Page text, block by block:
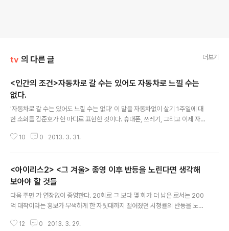
tv 의 다른 글 더보기
<인간의 조건>자동차로 갈 수는 있어도 자동차로 느낄 수는
없다.
'자동차로 갈 수는 있어도 느낄 수는 없다' 이 말을 자동차없이 살기 1주일에 대
한 소회를 김준호가 한 마디로 표현한 것이다. 휴대폰, 쓰레기, 그리고 이제 자동
서슴치 않게 될 만큼 친밀해지고 인간적(?)이 되어 가고 있는 중이다. 하지만 그
전혀 손색이 없는 그 어느 교육 프로그램보다 훌륭한 환경에 대한 교재로 쓰일
만한 '에듀테인먼트' 프로그램이다. '환경'교육에 삶을 돌아보는 '철학'까지 덧붙
이니, 이만한 '양수겹장' 교재가 어디있을까? 아침 식탁에서 우연히 영화 에 대
한 ..
10 0 2013. 3. 31.
<아이리스2> <그 겨울> 종영 이후 반등을 노린다면 생각해
보아야 할 것들
다음 주면 가 연장없이 종영한다. 20회로 그 보다 몇 회가 더 남은 로서는 200
억 대작이라는 홍보가 무색하게 한 자릿대까지 떨어졌던 시청률의 반등을 노려
답답하다. 장혁의 절권도가 돋보인 정유건과 레이의 대결처럼 분명 시선을 끄는
12 0 2013. 3. 29.